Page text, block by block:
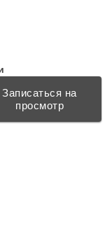
Записаться на
просмотр